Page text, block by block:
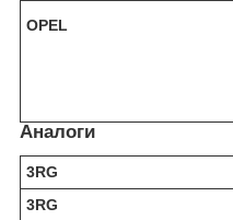
OPEL
Аналоги
3RG
3RG